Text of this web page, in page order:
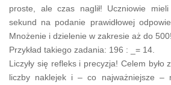
proste, ale czas naglił! Uczniowie
sekund na podanie prawidłowej
Mnożenie i dzielenie w zakresie aż do 500!
Przykład takiego zadania: 196 : _= 14.
Liczyły się refleks i precyzja! Celem było
liczby naklejek i – co najważniejsze –